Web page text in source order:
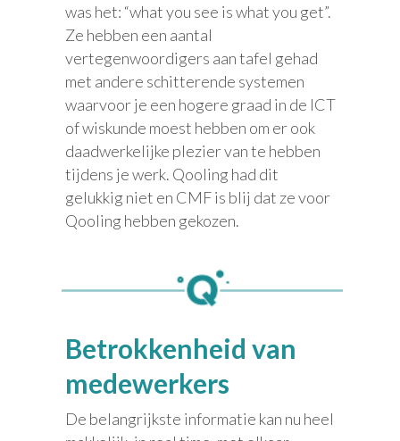
was het: “what you see is what you get”.
Ze hebben een aantal
vertegenwoordigers aan tafel gehad
met andere schitterende systemen
waarvoor je een hogere graad in de ICT
of wiskunde moest hebben om er ook
daadwerkelijke plezier van te hebben
tijdens je werk. Qooling had dit
gelukkig niet en CMF is blij dat ze voor
Qooling hebben gekozen.
Betrokkenheid van
medewerkers
De belangrijkste informatie kan nu heel